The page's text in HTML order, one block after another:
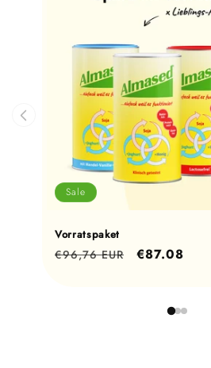
Sale
Vorratspaket
Normaler
€96,76 EUR Verkaufspreis
€87.08